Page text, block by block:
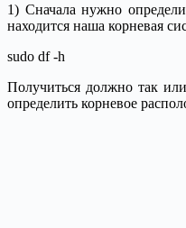
1) Сначала нужно
находится наша корневая
sudo df -h
Получиться должно так
определить корневое